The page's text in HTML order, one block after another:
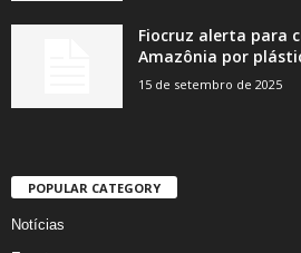
Fiocruz alerta para
Amazônia por
15 de setembro de 2025
POPULAR CATEGORY
Notícias